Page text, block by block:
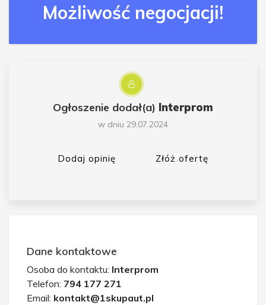
Możliwość negocjacji!
Ogłoszenie dodał(a) Interprom
w dniu 29.07.2024
Dodaj opinię Złóż ofertę
Dane kontaktowe
Osoba do kontaktu: Interprom
Telefon: 794 177 271
Email: kontakt@1skupaut.pl